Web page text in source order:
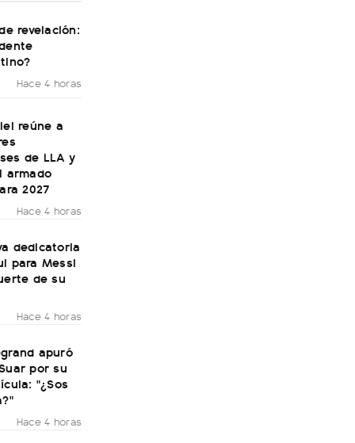
revelación:
Hace 4 horas
reúne a
de LLA y
armado
2027
Hace 4 horas
dedicatoria
para Messi
de su
Hace 4 horas
apuró
por su
"¿Sos
Hace 4 horas